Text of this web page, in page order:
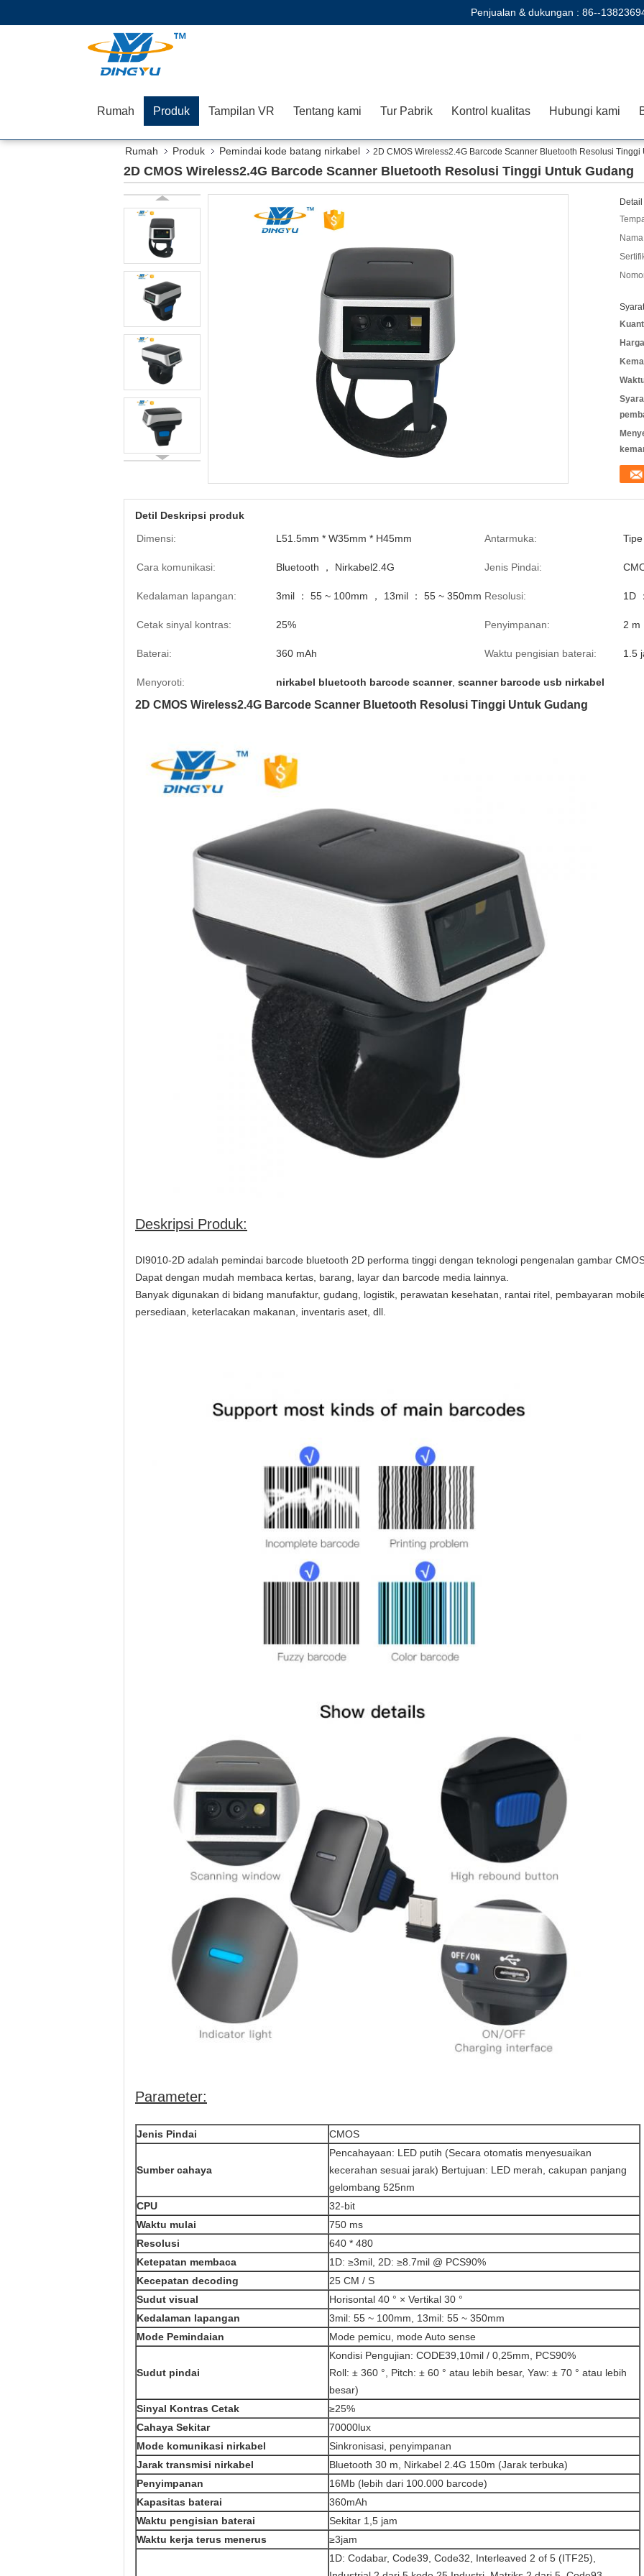
Penjualan & dukungan : 86--
Rumah Produk Tampilan VR Tentang kami Tur Pabrik Kontrol kualitas Hubungi kami
Rumah Produk Pemindai kode batang nirkabel 2D CMOS Wireless2.4G Barcode Scanner Bluetooth Resolusi Tinggi
2D CMOS Wireless2.4G Barcode Scanner Bluetooth Resolusi Tinggi Untuk Gudang
Detil Deskripsi produk
Dimensi:
L51.5mm * W35mm * H45mm Antarmuka:
Cara komunikasi: Bluetooth ， Nirkabel2.4G Jenis Pindai:
Kedalaman lapangan: 3mil ： 55 ~ 100mm ， 13mil ： 55 ~ 350mm Resolusi: 1D
Cetak sinyal kontras: 25% Penyimpanan: 2 m
Baterai: 360 mAh Waktu pengisian baterai: 1.5
Menyoroti: nirkabel bluetooth barcode scanner, scanner barcode usb nirkabel
2D CMOS Wireless2.4G Barcode Scanner Bluetooth Resolusi Tinggi Untuk Gudang
Deskripsi Produk:
DI9010-2D adalah pemindai barcode bluetooth 2D performa tinggi dengan teknologi pengenalan gambar
Dapat dengan mudah membaca kertas, barang, layar dan barcode media lainnya.
Banyak digunakan di bidang manufaktur, gudang, logistik, perawatan kesehatan, rantai ritel, pembayaran
persediaan, keterlacakan makanan, inventaris aset, dll.
Parameter:
Jenis Pindai CMOS
Sumber cahaya
Pencahayaan: LED putih (Secara otomatis menyesuaikan
kecerahan sesuai jarak) Bertujuan: LED merah, cakupan panjang
gelombang 525nm
CPU
32-bit
Waktu mulai
750 ms
Resolusi
640 * 480
Ketepatan membaca
1D: ≥3mil, 2D: ≥8.7mil @ PCS90%
Kecepatan decoding
25 CM / S
Sudut visual
Horisontal 40 ° × Vertikal 30 °
Kedalaman lapangan
3mil: 55 ~ 100mm, 13mil: 55 ~ 350mm
Mode Pemindaian
Mode pemicu, mode Auto sense
Sudut pindai
Kondisi Pengujian: CODE39,10mil / 0,25mm, PCS90%
Roll: ± 360 °, Pitch: ± 60 ° atau lebih besar, Yaw: ± 70 ° atau lebih
besar)
Sinyal Kontras Cetak
≥25%
Cahaya Sekitar
70000lux
Mode komunikasi nirkabel
Sinkronisasi, penyimpanan
Jarak transmisi nirkabel
Bluetooth 30 m, Nirkabel 2.4G 150m (Jarak terbuka)
Penyimpanan
16Mb (lebih dari 100.000 barcode)
Kapasitas baterai
360mAh
Waktu pengisian baterai
Sekitar 1,5 jam
Waktu kerja terus menerus
≥3jam
1D: Codabar, Code39, Code32, Interleaved 2 of 5 (ITF25),